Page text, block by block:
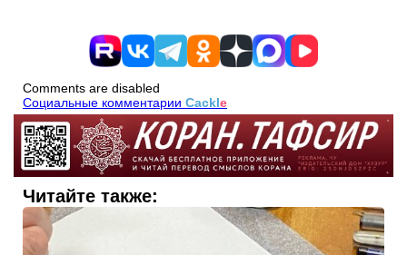
Comments are disabled
Социальные комментарии Cackle
Читайте также: